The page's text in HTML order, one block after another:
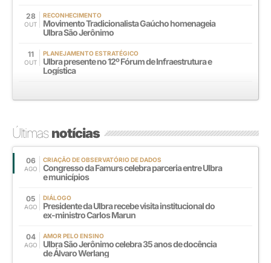
28
OUT
RECONHECIMENTO
Movimento Tradicionalista Gaúcho homenageia
Ulbra São Jerônimo
11
OUT
PLANEJAMENTO ESTRATÉGICO
Ulbra presente no 12º Fórum de Infraestrutura e
Logística
Últimasnotícias
06
AGO
CRIAÇÃO DE OBSERVATÓRIO DE DADOS
Congresso da Famurs celebra parceria entre Ulbra
e municípios
05
AGO
DIÁLOGO
Presidente da Ulbra recebe visita institucional do
ex-ministro Carlos Marun
04
AGO
AMOR PELO ENSINO
Ulbra São Jerônimo celebra 35 anos de docência
de Álvaro Werlang